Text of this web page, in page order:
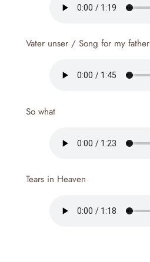
Vater unser / Song for my father
So what
Tears in Heaven